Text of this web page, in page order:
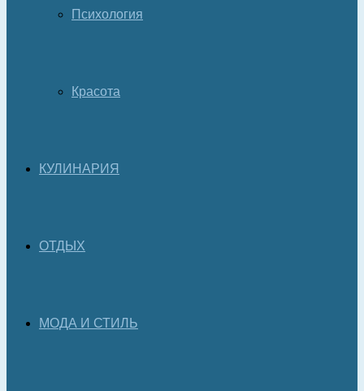
Психология
Красота
КУЛИНАРИЯ
ОТДЫХ
МОДА И СТИЛЬ